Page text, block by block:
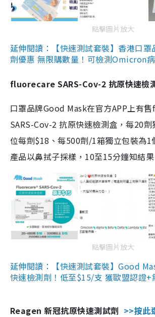
點擊圖片放大
延伸閱讀：【快速測試套裝】香港口
劑優惠 無限購數量！可檢測Omicron
fluorecare SARS-Cov-2 抗原快速檢
口罩品牌Good Mask在官方APP上有
SARS-Cov-2 抗原快速檢測盒，每20
位每劑$18、每500劑/1箱獨立包裝為1
產品以鼻拭子採樣，10至15分鐘知結果
點擊圖片放大
延伸閱讀：【快速測試套裝】Good
快速檢測劑！低至$15/支 獲歐盟認證+
Reagen 新冠抗原快速測試劑 >>按此